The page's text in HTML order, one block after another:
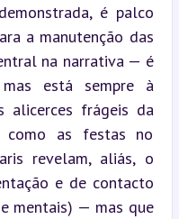
é palco
a manutenção das
na narrativa — é
está sempre à
alicerces frágeis da
como as festas no
revelam, aliás, o
e de contacto
mentais) — mas que